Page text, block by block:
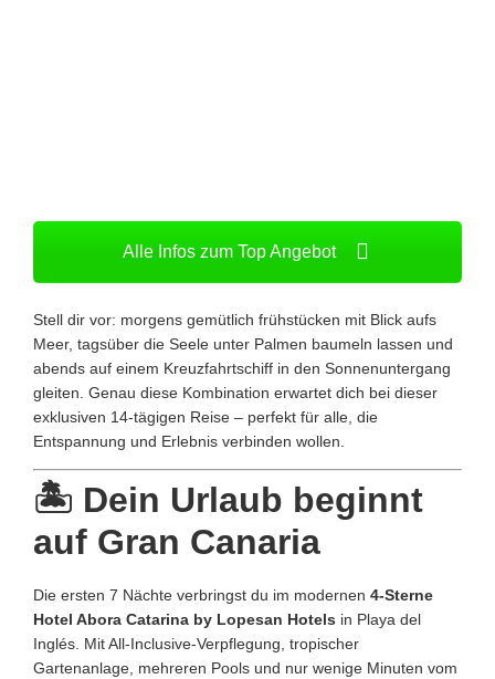
Alle Infos zum Top Angebot
Stell dir vor: morgens gemütlich frühstücken mit Blick aufs
Meer, tagsüber die Seele unter Palmen baumeln lassen und
abends auf einem Kreuzfahrtschiff in den Sonnenuntergang
gleiten. Genau diese Kombination erwartet dich bei dieser
exklusiven 14-tägigen Reise – perfekt für alle, die
Entspannung und Erlebnis verbinden wollen.
🏝️ Dein Urlaub beginnt
auf Gran Canaria
Die ersten 7 Nächte verbringst du im modernen 4-Sterne
Hotel Abora Catarina by Lopesan Hotels in Playa del
Inglés. Mit All-Inclusive-Verpflegung, tropischer
Gartenanlage, mehreren Pools und nur wenige Minuten vom